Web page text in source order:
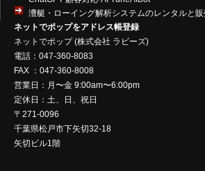
漕艇・ローイング解析システムのレンタルと販
ネットでポップをアドレス帳登録
ネットでポップ(株式会社 ラビーズ)
電話：047-360-8083
FAX ：047-360-8008
営業日：月〜金 9:00am〜6:00pm
定休日：土、日、祝日
〒271-0096
千葉県松戸市下矢切32-18
矢切ビル1階